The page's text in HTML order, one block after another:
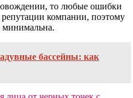
то любые ошибки
репутации компании, поэтому
минимальна.
бассейны: как